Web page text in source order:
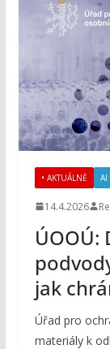
• AKTUÁLNĚ AI
14.4.2026
ÚOOÚ:
jak
Úřad pro
materiály k